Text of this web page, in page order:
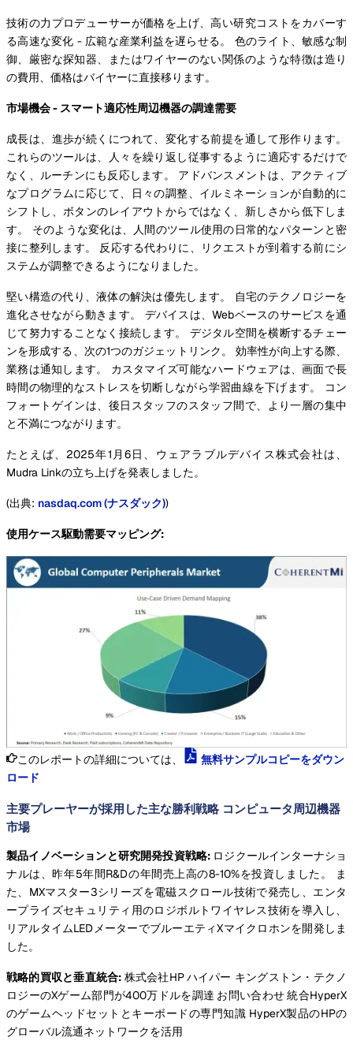
技術の力プロデューサーが価格を上げ、高い研究コストをカバーす
る高速な変化 - 広範な産業利益を遅らせる。 色のライト、敏感な制
御、厳密な探知器、またはワイヤーのない関係のような特徴は造り
の費用、価格はバイヤーに直接移ります。
市場機会 - スマート適応性周辺機器の調達需要
成長は、進歩が続くにつれて、変化する前提を通して形作ります。
これらのツールは、人々を繰り返し従事するように適応するだけで
なく、ルーチンにも反応します。 アドバンスメントは、アクティブ
なプログラムに応じて、日々の調整、イルミネーションが自動的に
シフトし、ボタンのレイアウトからではなく、新しさから低下しま
す。 そのような変化は、人間のツール使用の日常的なパターンと密
接に整列します。 反応する代わりに、リクエストが到着する前にシ
ステムが調整できるようになりました。
堅い構造の代り、液体の解決は優先します。 自宅のテクノロジーを
進化させながら動きます。 デバイスは、Webベースのサービスを通
じて努力することなく接続します。 デジタル空間を横断するチェー
ンを形成する、次の1つのガジェットリンク。 効率性が向上する際、
業務は通知します。 カスタマイズ可能なハードウェアは、画面で長
時間の物理的なストレスを切断しながら学習曲線を下げます。 コン
フォートゲインは、後日スタッフのスタッフ間で、より一層の集中
と不満につながります。
たとえば、2025年1月6日、ウェアラブルデバイス株式会社は、
Mudra Linkの立ち上げを発表しました。
(出典: nasdaq.com (ナスダック))
使用ケース駆動需要マッピング:
このレポートの詳細については、
無料サンプルコピーをダウン
ロード
主要プレーヤーが採用した主な勝利戦略 コンピュータ周辺機器
市場
製品イノベーションと研究開発投資戦略: ロジクールインターナショ
ナルは、昨年5年間R&Dの年間売上高の8-10%を投資しました。 ま
た、MXマスター3シリーズを電磁スクロール技術で発売し、エンタ
ープライズセキュリティ用のロジボルトワイヤレス技術を導入し、
リアルタイムLEDメーターでブルーエティXマイクロホンを開発しま
した。
戦略的買収と垂直統合: 株式会社HPハイパー キングストン・テクノ
ロジーのXゲーム部門が400万ドルを調達 お問い合わせ統合HyperX
のゲームヘッドセットとキーボードの専門知識 HyperX製品のHPの
グローバル流通ネットワークを活用